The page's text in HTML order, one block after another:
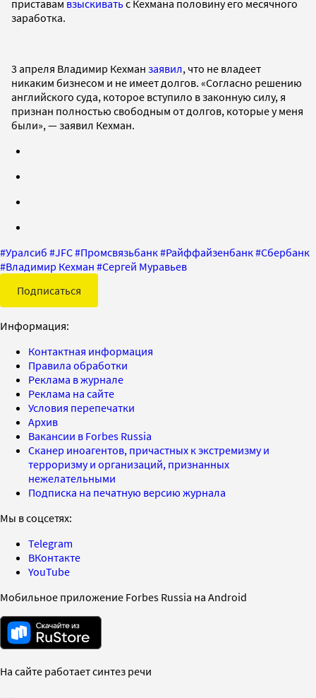
приставам взыскиватьс Кехмана половину его месячного
заработка.
3 апреля Владимир Кехман заявил, что не владеет
никаким бизнесом и не имеет долгов. «Согласно решению
английского суда, которое вступило в законную силу, я
признан полностью свободным от долгов, которые у меня
были», — заявил Кехман.
#Уралсиб #JFC#Промсвязьбанк#Райффайзенбанк#Сбербанк
#Владимир Кехман #Сергей Муравьев
Подписаться
Информация:
Контактная информация
Правила обработки
Реклама в журнале
Реклама на сайте
Условия перепечатки
Архив
Вакансии в Forbes Russia
Сканер иноагентов, причастных к экстремизму и
терроризму и организаций, признанных
нежелательными
Подписка на печатную версию журнала
Мы в соцсетях:
Telegram
ВКонтакте
YouTube
Мобильное приложение Forbes Russia на Android
На сайте работает синтез речи